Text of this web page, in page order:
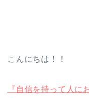
こんにちは！！
『自信を持って人に